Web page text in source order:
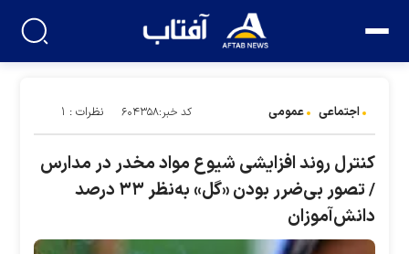
اجتماعی عمومی کد خبر:۶۰۴۳۵۸ نظرات : ۱
کنترل روند افزایشی شیوع مواد مخدر در مدارس
/ تصور بی‌ضرر بودن «گل» به‌نظر ۳۳ درصد
دانش‌آموزان